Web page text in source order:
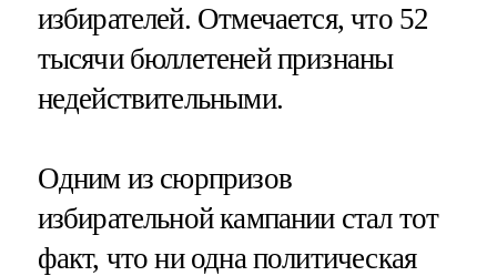
избирателей. Отмечается, что 52
тысячи бюллетеней признаны
недействительными.
Одним из сюрпризов
избирательной кампании стал тот
факт, что ни одна политическая